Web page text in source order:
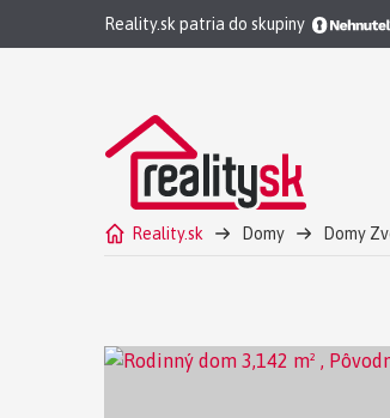
Reality.sk patria do skupiny
Reality.sk Domy Domy